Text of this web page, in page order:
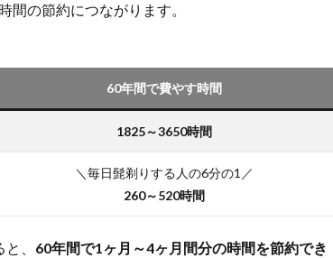
間の節約につながります。
60年間で費やす時間
1825～3650時間
＼毎日髭剃りする人の6分の1／
260～520時間
、 60年間で1ヶ月～4ヶ月間分の時間を節約でき